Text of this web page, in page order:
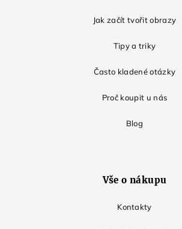
Jak začít tvořit obrazy
Tipy a triky
Často kladené otázky
Proč koupit u nás
Blog
Vše o nákupu
Kontakty